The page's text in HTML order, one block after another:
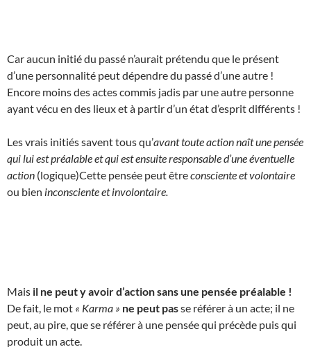
Car aucun initié du passé n’aurait prétendu que le présent
d’une personnalité peut dépendre du passé d’une autre !
Encore moins des actes commis jadis par une autre personne
ayant vécu en des lieux et à partir d’un état d’esprit différents !
Les vrais initiés savent tous qu’avant toute action naît une pensée
qui lui est préalable et qui est ensuite responsable d’une éventuelle
action (logique)Cette pensée peut êtreconsciente et volontaire
ou bien inconsciente et involontaire.
Mais il ne peut y avoir d’action sans une pensée préalable !
De fait, le mot « Karma » ne peut passe référer à un acte; il ne
peut, au pire, que se référer à une pensée qui précède puis qui
produit un acte.